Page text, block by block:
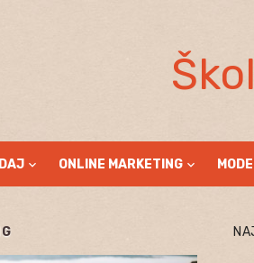
ONLINE MARKETING